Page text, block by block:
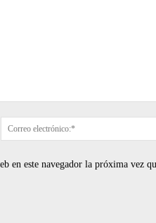
en este navegador la próxima vez